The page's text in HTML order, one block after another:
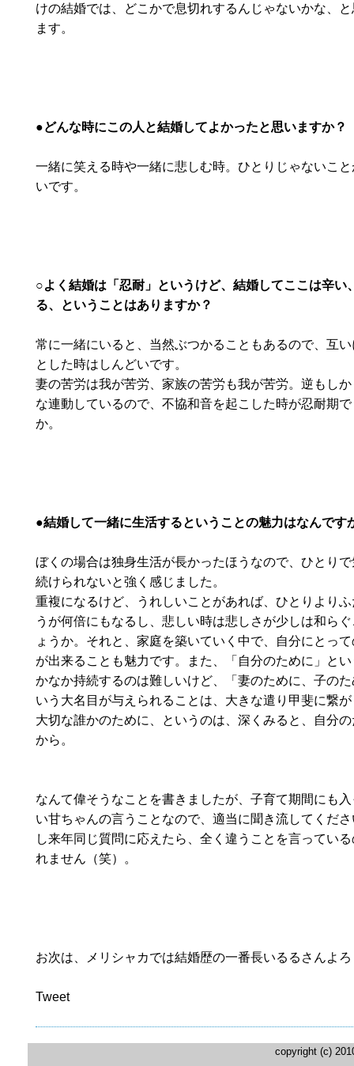
けの結婚では、どこかで息切れするんじゃないかな、
ます。
●どんな時にこの人と結婚してよかったと思いますか？
一緒に笑える時や一緒に悲しむ時。ひとりじゃないこ
いです。
○よく結婚は「忍耐」というけど、結婚してここは辛い
る、ということはありますか？
常に一緒にいると、当然ぶつかることもあるので、互
とした時はしんどいです。
妻の苦労は我が苦労、家族の苦労も我が苦労。逆もし
な連動しているので、不協和音を起こした時が忍耐期
か。
●結婚して一緒に生活するということの魅力はなんです
ぼくの場合は独身生活が長かったほうなので、ひとり
続けられないと強く感じました。
重複になるけど、うれしいことがあれば、ひとりより
うが何倍にもなるし、悲しい時は悲しさが少しは和ら
ょうか。それと、家庭を築いていく中で、自分にとっ
が出来ることも魅力です。また、「自分のために」と
かなか持続するのは難しいけど、「妻のために、子の
いう大名目が与えられることは、大きな遣り甲斐に繋
大切な誰かのために、というのは、深くみると、自分
から。
なんて偉そうなことを書きましたが、子育て期間にも
い甘ちゃんの言うことなので、適当に聞き流してくだ
し来年同じ質問に応えたら、全く違うことを言ってい
れません（笑）。
お次は、メリシャカでは結婚歴の一番長いるるさんよ
Tweet
copyright (c)